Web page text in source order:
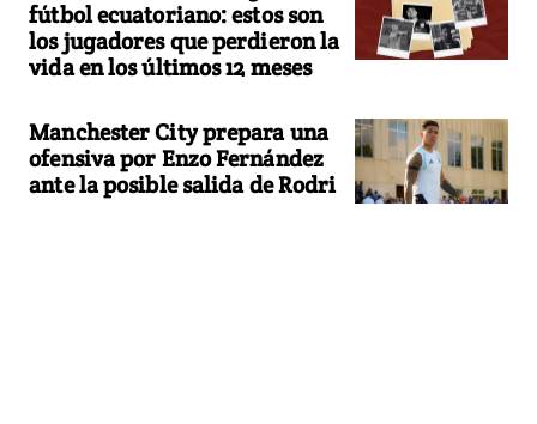
fútbol ecuatoriano: estos son
los jugadores que perdieron la
vida en los últimos 12 meses
Manchester City prepara una
ofensiva por Enzo Fernández
ante la posible salida de Rodri